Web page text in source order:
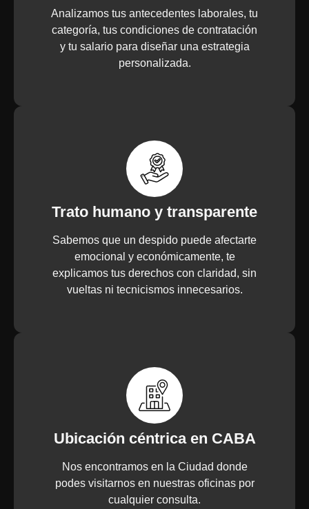
Analizamos tus antecedentes laborales, tu
categoría, tus condiciones de contratación
y tu salario para diseñar una estrategia
personalizada.
Trato humano y transparente
Sabemos que un despido puede afectarte
emocional y económicamente, te
explicamos tus derechos con claridad, sin
vueltas ni tecnicismos innecesarios.
Ubicación céntrica en CABA
Nos encontramos en la Ciudad donde
podes visitarnos en nuestras oficinas por
cualquier consulta.